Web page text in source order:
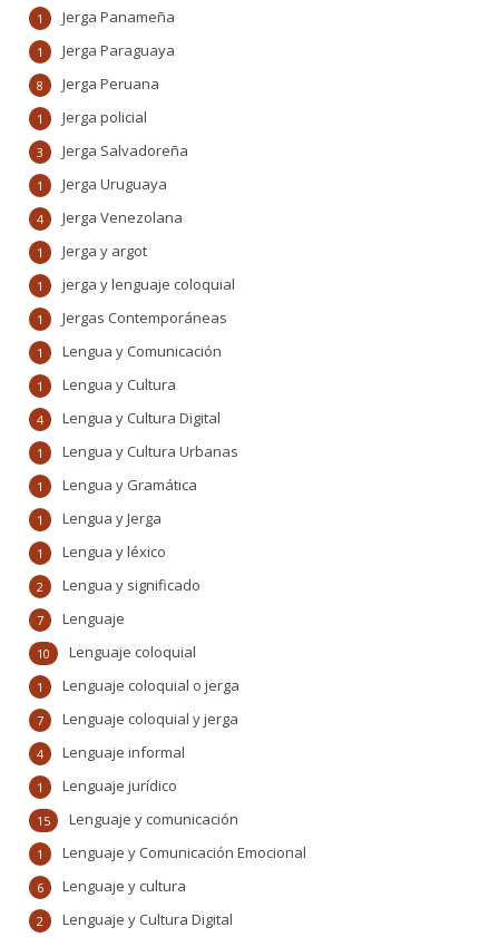
Jerga Panameña
1
Jerga Paraguaya
1
Jerga Peruana
8
Jerga policial
1
Jerga Salvadoreña
3
Jerga Uruguaya
1
Jerga Venezolana
4
Jerga y argot
1
jerga y lenguaje coloquial
1
Jergas Contemporáneas
1
Lengua y Comunicación
1
Lengua y Cultura
1
Lengua y Cultura Digital
4
Lengua y Cultura Urbanas
1
Lengua y Gramática
1
Lengua y Jerga
1
Lengua y léxico
1
Lengua y significado
2
Lenguaje
7
Lenguaje coloquial
10
Lenguaje coloquial o jerga
1
Lenguaje coloquial y jerga
7
Lenguaje informal
4
Lenguaje jurídico
1
Lenguaje y comunicación
15
Lenguaje y Comunicación Emocional
1
Lenguaje y cultura
6
Lenguaje y Cultura Digital
2